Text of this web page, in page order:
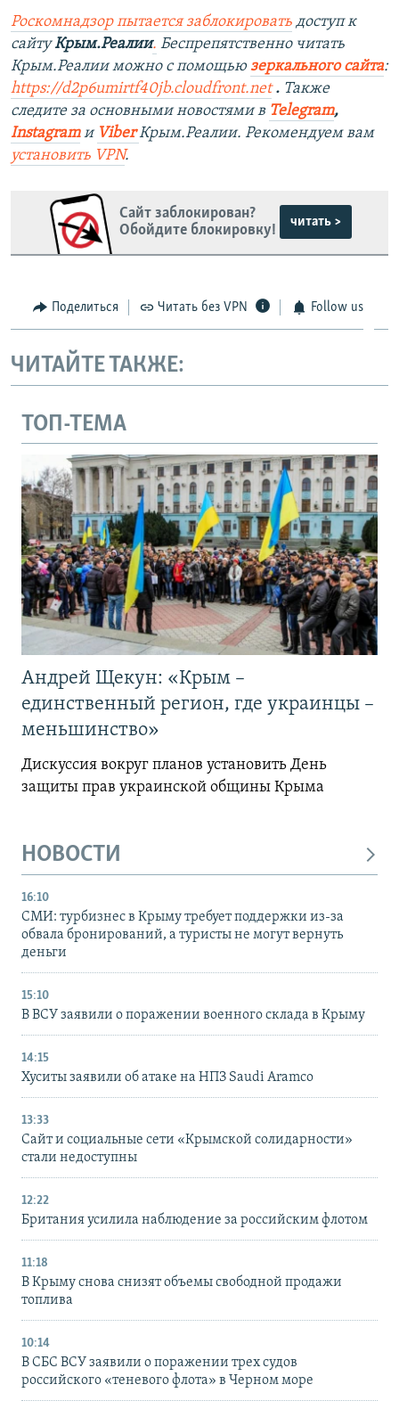
Роскомнадзор пытается заблокировать доступ к
сайтуКрым.Реалии. Беспрепятственно читать
Крым.Реалии можно с помощью зеркального сайта:
https://d2p6umirtf40jb.cloudfront.net​. Также
следите за основными новостями в Telegram,
Instagramи ViberКрым.Реалии. Рекомендуем вам
установить VPN.
Сайт заблокирован?
Обойдите блокировку!
читать >
Поделиться Читать без VPN Follow us
ЧИТАЙТЕ ТАКЖЕ:
ТОП-ТЕМА
Андрей Щекун: «Крым –
единственный регион, где украинцы –
меньшинство»
Дискуссия вокруг планов установить День
защиты прав украинской общины Крыма
НОВОСТИ
16:10
СМИ: турбизнес в Крыму требует поддержки из-за
обвала бронирований, а туристы не могут вернуть
деньги
15:10
В ВСУ заявили о поражении военного склада в Крыму
14:15
Хуситы заявили об атаке на НПЗ Saudi Aramco
13:33
Сайт и социальные сети «Крымской солидарности»
стали недоступны
12:22
Британия усилила наблюдение за российским флотом
11:18
В Крыму снова снизят объемы свободной продажи
топлива
10:14
В СБС ВСУ заявили о поражении трех судов
российского «теневого флота» в Черном море